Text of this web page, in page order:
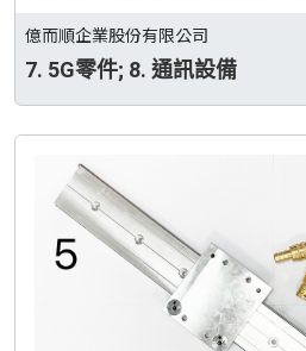
億而順企業股份有限公司
7. 5G零件; 8. 通訊設備